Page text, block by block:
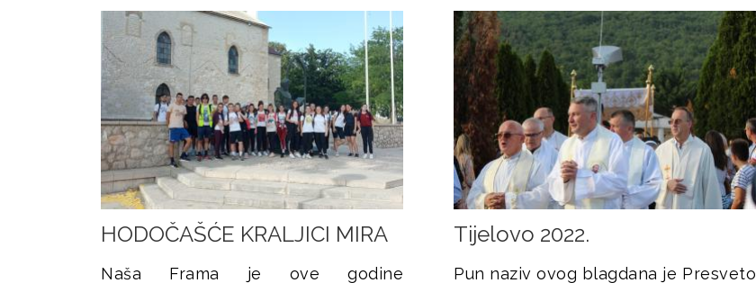
HODOČAŠĆE KRALJICI MIRA
Naša Frama je ove godine
Tijelovo 2022.
Pun naziv ovog blagdana je Presveto